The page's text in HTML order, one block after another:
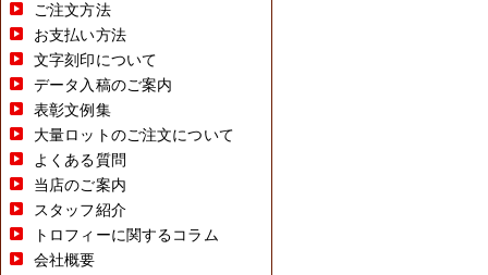
ご注文方法
お支払い方法
文字刻印について
データ入稿のご案内
表彰文例集
大量ロットのご注文について
よくある質問
当店のご案内
スタッフ紹介
トロフィーに関するコラム
会社概要